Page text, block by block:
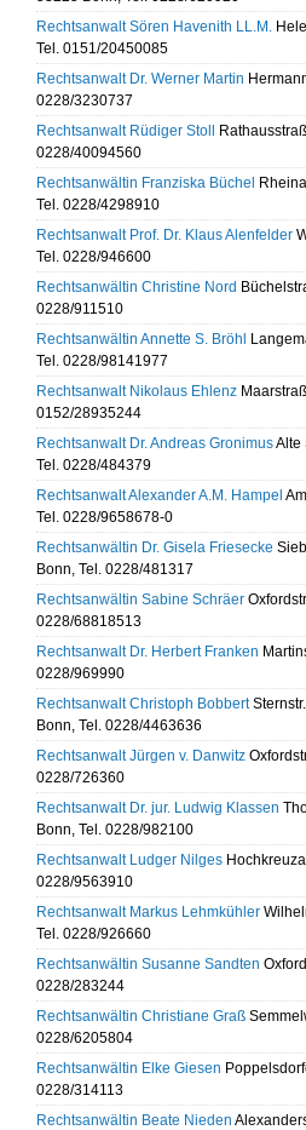
Rechtsanwalt Sören Havenith LL.M.
Tel. 0151/20450085
Rechtsanwalt Dr. Werner Martin
0228/3230737
Rechtsanwalt Rüdiger Stoll
0228/40094560
Rechtsanwältin Franziska Büchel
Tel. 0228/4298910
Rechtsanwalt Prof. Dr. Klaus Alenfelder
Tel. 0228/946600
Rechtsanwältin Christine Nord
0228/911510
Rechtsanwältin Annette S. Bröhl
Tel. 0228/98141977
Rechtsanwalt Nikolaus Ehlenz
0152/28935244
Rechtsanwalt Dr. Andreas GronimusAlte
Tel. 0228/484379
Rechtsanwalt Alexander A.M. Hampel
Tel. 0228/9658678-0
Rechtsanwältin Dr. Gisela Friesecke
Bonn, Tel. 0228/481317
Rechtsanwältin Sabine Schräer
0228/68818513
Rechtsanwalt Dr. Herbert Franken
0228/969990
Rechtsanwalt Christoph Bobbert
Bonn, Tel. 0228/4463636
Rechtsanwalt Jürgen v. Danwitz
0228/726360
Rechtsanwalt Dr. jur. Ludwig Klassen
Bonn, Tel. 0228/982100
Rechtsanwalt Ludger Nilges
0228/9563910
Rechtsanwalt Markus Lehmkühler
Tel. 0228/926660
Rechtsanwältin Susanne Sandten
0228/283244
Rechtsanwältin Christiane Graß
0228/6205804
Rechtsanwältin Elke Giesen
0228/314113
Rechtsanwältin Beate Nieden